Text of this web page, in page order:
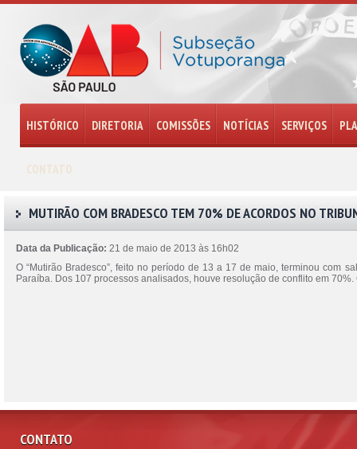
HISTÓRICO DIRETORIA COMISSÕES NOTÍCIAS SERVIÇOS
CONTATO
MUTIRÃO COM BRADESCO TEM 70% DE ACORDOS NO
Data da Publicação: 21 de maio de 2013 às 16h02
O “Mutirão Bradesco”, feito no período de 13 a 17 de maio, terminou com
Paraíba. Dos 107 processos analisados, houve resolução de conflito em
CONTATO